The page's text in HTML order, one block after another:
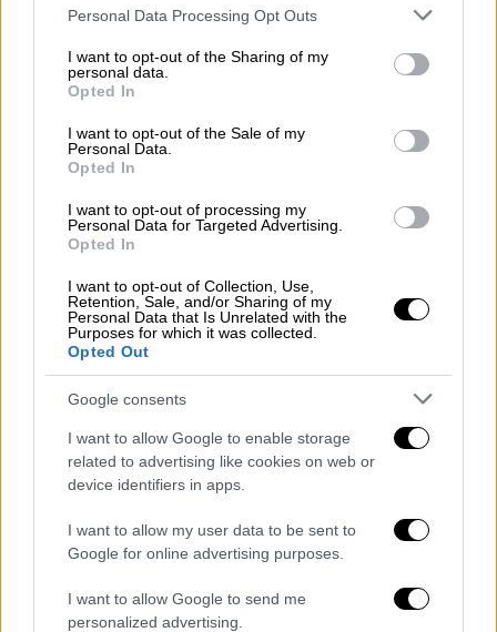
Please note that this website/app uses one or more Google
not limited to your visit or usage behaviour. You may click to
grant or deny consent to Google and its third-party tags to
use your data for below specified purposes in below Google
consent section.
Personal Data Processing Opt Outs
I want to opt-out of the Sharing of my
personal data.
Opted In
I want to opt-out of the Sale of my
Personal Data.
Opted In
I want to opt-out of processing my
Personal Data for Targeted Advertising.
Opted In
I want to opt-out of Collection, Use,
Retention, Sale, and/or Sharing of my
Personal Data that Is Unrelated with the
Purposes for which it was collected.
Opted Out
Google consents
I want to allow Google to enable storage
related to advertising like cookies on web or
device identifiers in apps.
I want to allow my user data to be sent to
Google for online advertising purposes.
I want to allow Google to send me
personalized advertising.
Κυριακής στη σελίδα τους, εκεί που
δηλώνουν την πρόθεσή τους για να
διοργανώσουν το καραβάνι, ανήρτησαν αφίσα
ενδιαφερόμενους ότι από σήμερα
, 19
Σεπτεμβρίου,
στην Αδριανούπολη.
Προς το παρόν, οι ελληνικές Αρχές λένε ότι
δεν υπάρχουν άτομα συγκεντρωμένα στην
Αδριανούπολη. Παρόλα αυτά, το γεγονός ότι
οι διοργανωτές επιμένουν, αρχίζουν και
δίνουν ημερομηνίες
και βίντεο για το πώς θα είναι τα
λεωφορεία
πλατεία που μπορούν να συγκεντρωθούν
στην Αδριανούπολη, δείχνουν ότι κάποιοι
απειλή, σύμφωνα με το ίδιο ρεπορτάζ.